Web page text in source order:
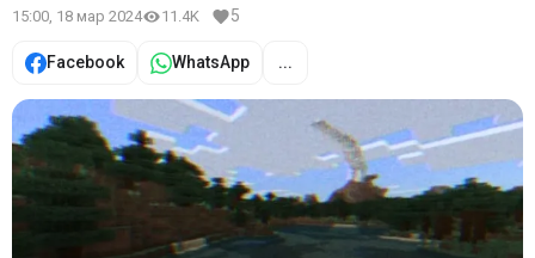
15:00, 18 мар 2024 11.4K 5
Facebook WhatsApp ...